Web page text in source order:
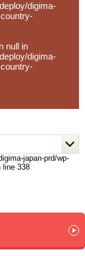
る面談も可能
digima-
null in
digima-
japan-prd/wp-
line 338